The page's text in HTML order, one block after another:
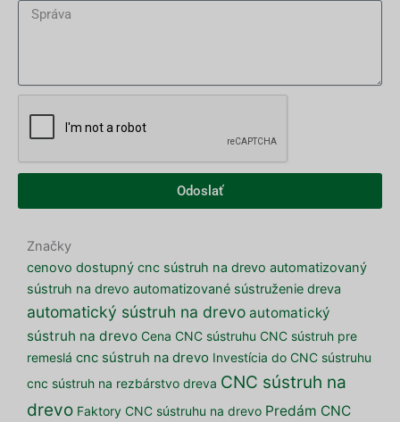
Odoslať
Značky
cenovo dostupný cnc sústruh na drevo automatizovaný
sústruh na drevo automatizované sústruženie dreva
automatický sústruh na drevo automatický
sústruh na drevo Cena CNC sústruhu CNC sústruh pre
remeslá cnc sústruh na drevo Investícia do CNC sústruhu
cnc sústruh na rezbárstvo dreva CNC sústruh na
drevo Faktory CNC sústruhu na drevo Predám CNC